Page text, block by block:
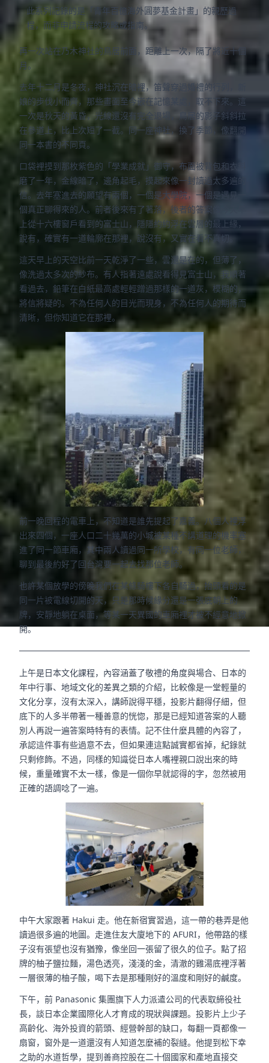
此系列記錄的是「青年百億海外圓夢基金計畫」的親歷過
程，而非申請流程的攻略或指南。
再一次站在乃木神社的鳥居前面， 距離上一次，隔了將近十個
月。
去年十二月是冬夜，神社沉在暗裡，笛聲穿過婚禮的行列，新
娘的步伐小而齊，那些畫面至今嵌在記憶某處，取不下來。這
一次是秋天的黃昏，光線還沒有完全退場，鳥居的影子斜斜拉
在參道上，比上次短了一截。同一座神社，換了季節，像翻開
同一本書的不同頁。
口袋裡摸到那枚紫色的「學業成就」御守，布面被背包和衣料
磨了一年，金線暗了，邊角起毛，摸起來像一封讀過太多遍的
信。去年塞進去的願望有兩個，一個是大學院，一個是遇見一
個真正聊得來的人。前者後來有了著落，後者的答案像今天早
上從十六樓窗戶看到的富士山，隱隱約約浮在雲層的最上緣，
說有，確實有一道輪廓在那裡，說沒有，又實在看不真切。
這天早上的天空比前一天乾淨了一些，雲還是在的，但薄了，
像洗過太多次的紗布。有人指著遠處說看得見富士山，我順著
看過去，鉛筆在白紙最高處輕輕蹭過那樣的一道灰，模糊的，
將信將疑的。不為任何人的目光而現身，不為任何人的期待而
清晰，但你知道它在那裡。
前一晚回程的電車上，不知道是誰先提起了嘉義。八個人裡浮
出來四個，一座人口二十幾萬的小城被某種不講道理的機率塞
進了同一節車廂，其中兩人讀過同一所學校，有同一位老師，
聊到最後約好了回台灣要一起去找那位老師。
也許某個放學的傍晚我們在某條騎樓下各自騎過，抬頭看的是
同一片被電線切開的天，只是那時候緣分還是一張底朝上的
牌，安靜地躺在桌面，等某一天異國的車廂裡才被不經意地掀
開。
上午是日本文化課程，內容涵蓋了敬禮的角度與場合、日本的
年中行事、地域文化的差異之類的介紹，比較像是一堂輕量的
文化分享，沒有太深入，講師說得平穩，投影片翻得仔細，但
底下的人多半帶著一種善意的恍惚，那是已經知道答案的人聽
別人再說一遍答案時特有的表情。記不住什麼具體的內容了，
承認這件事有些過意不去，但如果連這點誠實都省掉，紀錄就
只剩修飾。不過，同樣的知識從日本人嘴裡親口說出來的時
候，重量確實不太一樣，像是一個你早就認得的字，忽然被用
正確的語調唸了一遍。
中午大家跟著 Hakui 走。他在新宿實習過，這一帶的巷弄是他
讀過很多遍的地圖。走進住友大廈地下的 AFURI，他帶路的樣
子沒有張望也沒有猶豫，像坐回一張留了很久的位子。點了招
牌的柚子鹽拉麵，湯色透亮，淺淺的金，清澈的雞湯底裡浮著
一層很薄的柚子酸，喝下去是那種剛好的溫度和剛好的鹹度。
下午，前 Panasonic 集團旗下人力派遣公司的代表取締役社
長，談日本企業國際化人才育成的現狀與課題。投影片上少子
高齡化、海外投資的箭頭、經營幹部的缺口，每翻一頁都像一
扇窗，窗外是一道還沒有人知道怎麼補的裂縫。他提到松下幸
之助的水道哲學，提到善商控股在二十個國家和產地直接交